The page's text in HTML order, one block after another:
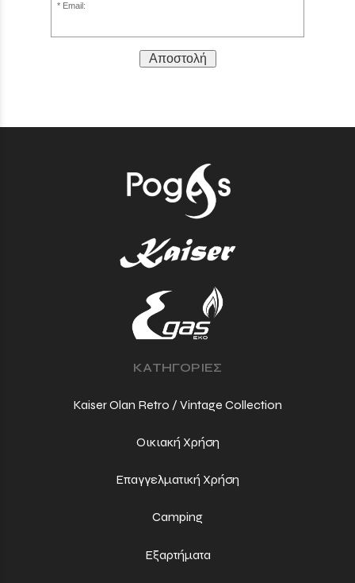
Email:
Αποστολή
ΚΑΤΗΓΟΡΙΕΣ
Kaiser Olan Retro / Vintage Collection
Οικιακή Χρήση
Επαγγελματική Χρήση
Camping
Εξαρτήματα